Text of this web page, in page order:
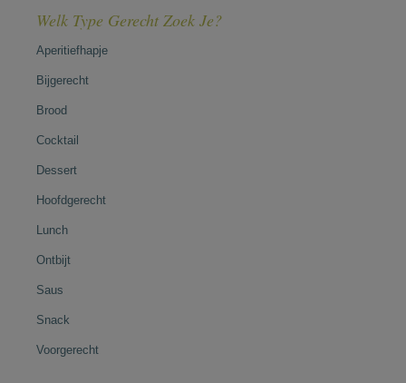
Welk Type Gerecht Zoek Je?
Aperitiefhapje
Bijgerecht
Brood
Cocktail
Dessert
Hoofdgerecht
Lunch
Ontbijt
Saus
Snack
Voorgerecht